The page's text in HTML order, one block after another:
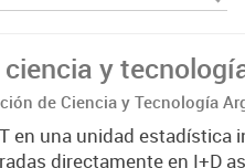
y
de Ciencia y Tecnología
en una unidad estadística
directamente en I+D